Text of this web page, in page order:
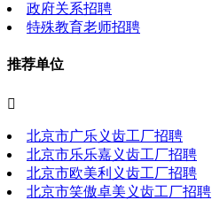
政府关系招聘
特殊教育老师招聘
推荐单位

北京市广乐义齿工厂招聘
北京市乐乐嘉义齿工厂招聘
北京市欧美利义齿工厂招聘
北京市笑傲卓美义齿工厂招聘